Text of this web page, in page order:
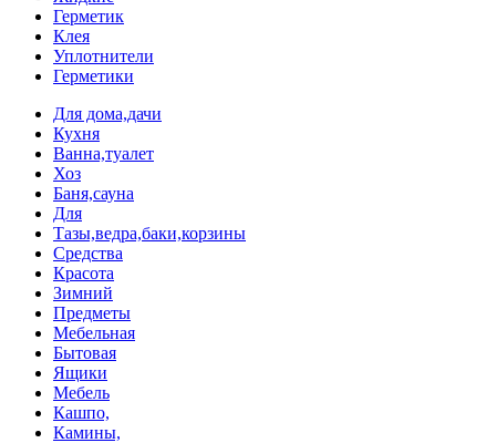
Герметик
Клея
Уплотнители
Герметики
Для дома,дачи
Кухня
Ванна,туалет
Хоз
Баня,сауна
Для
Тазы,ведра,баки,корзины
Средства
Красота
Зимний
Предметы
Мебельная
Бытовая
Ящики
Мебель
Кашпо,
Камины,